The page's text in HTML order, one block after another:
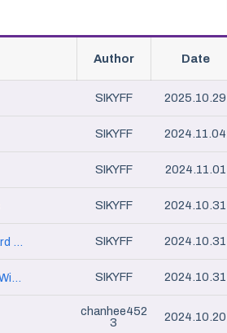
Author Date
SIKYFF 2025.10.29
SIKYFF 2024.11.04
SIKYFF 2024.11.01
SIKYFF 2024.10.31
SIKYFF 2024.10.31
SIKYFF 2024.10.31
chanhee452
3
2024.10.20